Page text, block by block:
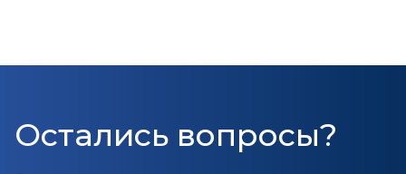
Остались вопросы?